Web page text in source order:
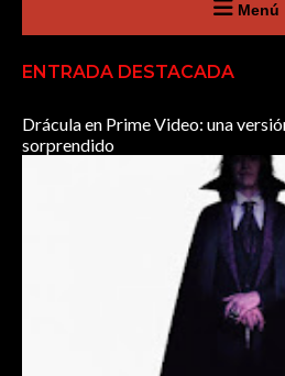
Menú
ENTRADA DESTACADA
Drácula en Prime Video: una
sorprendido